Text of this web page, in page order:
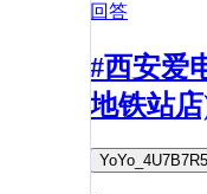
回答
#西安爱
地铁站店